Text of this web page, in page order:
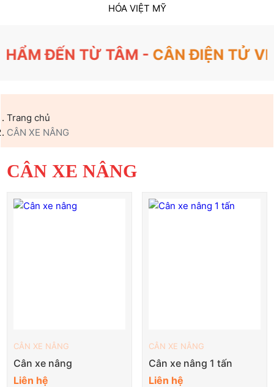
ĐẾN TỪ TÂM -CÂN ĐIỆN TỬ VIỆT
Trang chủ
CÂN XE NÂNG
CÂN XE NÂNG
CÂN XE NÂNG
Cân xe nâng
Liên hệ
CÂN XE NÂNG
Cân xe nâng 1 tấn
Liên hệ